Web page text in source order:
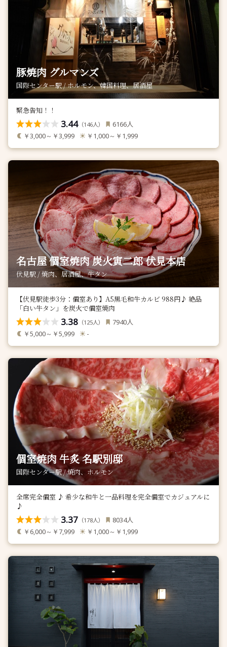
豚焼肉 グルマンズ
国際センター駅 / ホルモン、韓国料理、居酒屋
緊急告知！！
3.44（146人） 6166人
￥3,000～￥3,999 ￥1,000～￥1,999
名古屋 個室焼肉 炭火寅二郎 伏見本店
伏見駅 / 焼肉、居酒屋、牛タン
【伏見駅徒歩3分：個室あり】A5黒毛和牛カルビ 988円♪ 絶品
「白い牛タン」を炭火で個室焼肉
3.38 （125人） 7940人
￥5,000～￥5,999 -
個室焼肉 牛炙 名駅別邸
国際センター駅 / 焼肉、ホルモン
全席完全個室 ♪ 希少な和牛と一品料理を完全個室でカジュアルに
♪
3.37 （178人） 8034人
￥6,000～￥7,999 ￥1,000～￥1,999